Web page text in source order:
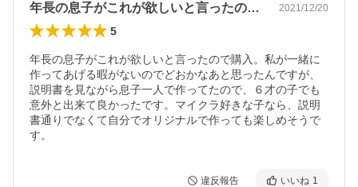
年長の息子がこれが欲しいと言ったので購… 2021/12/20
5
年長の息子がこれが欲しいと言ったので購入。私が一緒に
作ってあげる暇がないのでどおかなあと思ったんですが、
説明書を見ながら息子一人で作ってたので、６才の子でも
意外と出来て良かったです。マイクラ好きな子なら、説明
書通りでなくて自分でオリジナルで作っても楽しめそうで
す。
違反報告 いいね 1